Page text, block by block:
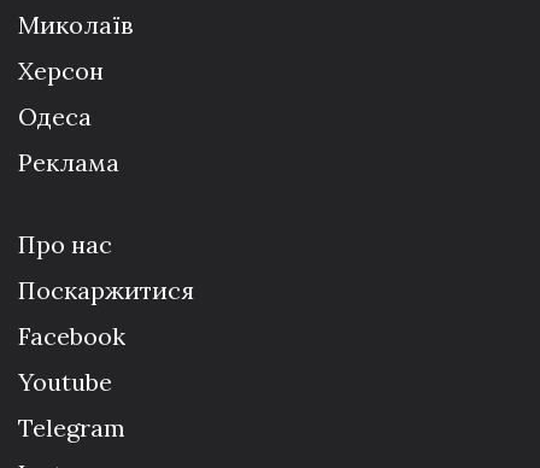
Миколаїв
Херсон
Одеса
Реклама
Про нас
Поскаржитися
Facebook
Youtube
Telegram